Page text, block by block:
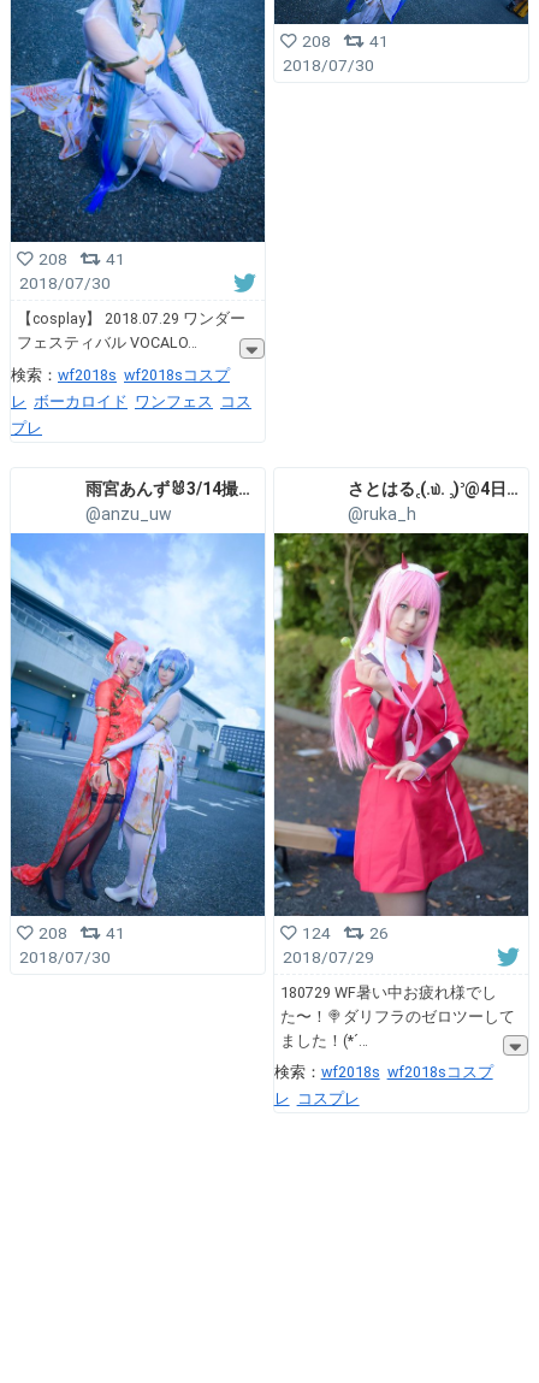
208
41
2018/07/30
【cosplay】 2018.07.29 ワンダー
フェスティバル VOCALO
検索： wf2018s wf2018sコスプ
レ ボーカロイド ワンフェス
コス
プレ
208
41
2018/07/30
雨宮あんず🐰3/14撮影会
@anzu_uw
208
41
2018/07/30
さとはる꜀(.௰. ꜆)꜄@4日目フ37a
@ruka_h
124
26
2018/07/29
180729 WF暑い中お疲れ様でし
た〜！🍭ダリフラのゼロツーして
ました！(*´
検索： wf2018s wf2018sコスプ
レ コスプレ